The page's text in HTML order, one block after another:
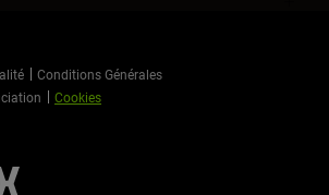
Conditions Générales
Cookies